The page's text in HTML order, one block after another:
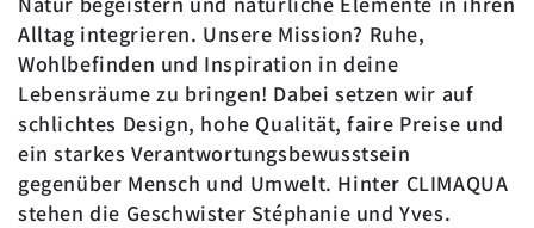
Alltag integrieren. Unsere Mission? Ruhe,
Wohlbefinden und Inspiration in deine
Lebensräume zu bringen! Dabei setzen wir auf
schlichtes Design, hohe Qualität, faire Preise und
ein starkes Verantwortungsbewusstsein
gegenüber Mensch und Umwelt. Hinter CLIMAQUA
stehen die Geschwister Stéphanie und Yves.